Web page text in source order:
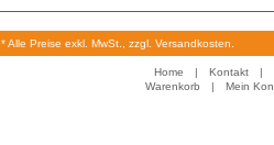
* Alle Preise exkl. MwSt., zzgl. Versandkosten.
Home | Kontakt
|
Warenkorb
| Mein